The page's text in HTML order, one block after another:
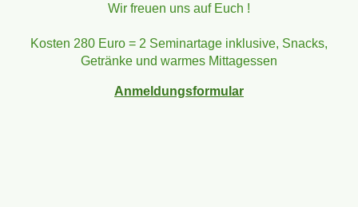
Wir freuen uns auf Euch !
Kosten 280 Euro = 2 Seminartage inklusive, Snacks,
Getränke und warmes Mittagessen
Anmeldungsformular